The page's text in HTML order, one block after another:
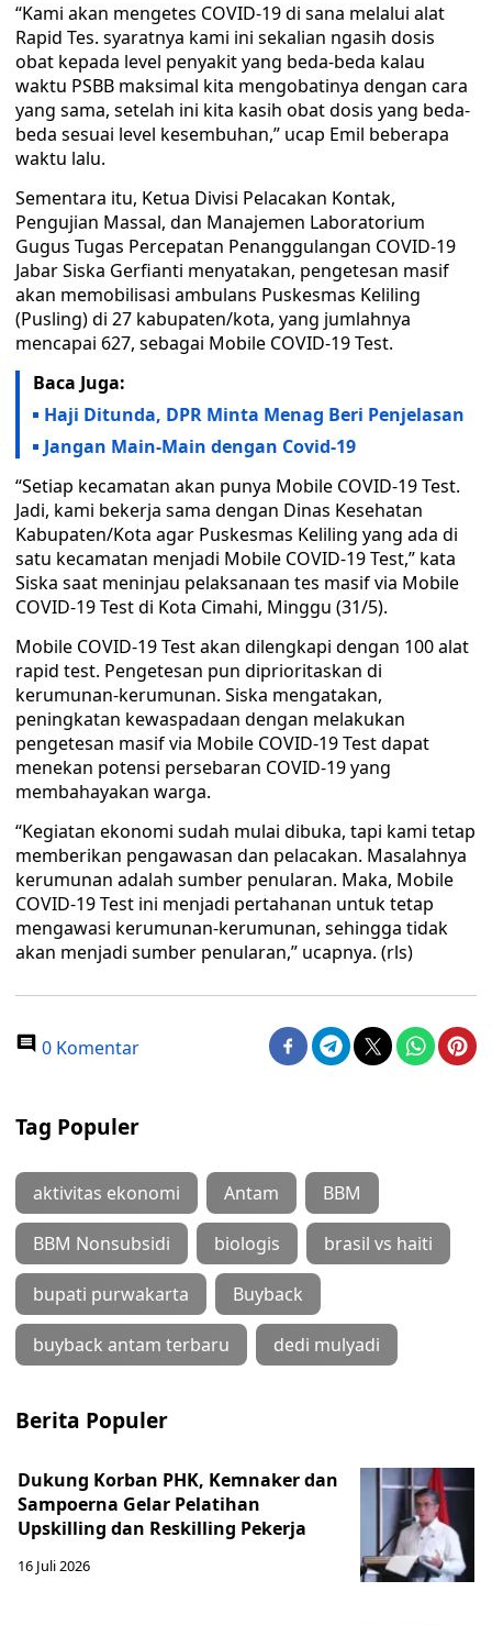
“Kami akan mengetes COVID-19 di sana melalui alat
Rapid Tes. syaratnya kami ini sekalian ngasih dosis
obat kepada level penyakit yang beda-beda kalau
waktu PSBB maksimal kita mengobatinya dengan cara
yang sama, setelah ini kita kasih obat dosis yang beda-
beda sesuai level kesembuhan,” ucap Emil beberapa
waktu lalu.
Sementara itu, Ketua Divisi Pelacakan Kontak,
Pengujian Massal, dan Manajemen Laboratorium
Gugus Tugas Percepatan Penanggulangan COVID-19
Jabar Siska Gerfianti menyatakan, pengetesan masif
akan memobilisasi ambulans Puskesmas Keliling
(Pusling) di 27 kabupaten/kota, yang jumlahnya
mencapai 627, sebagai Mobile COVID-19 Test.
Baca Juga:
Haji Ditunda, DPR Minta Menag Beri Penjelasan
Jangan Main-Main dengan Covid-19
“Setiap kecamatan akan punya Mobile COVID-19 Test.
Jadi, kami bekerja sama dengan Dinas Kesehatan
Kabupaten/Kota agar Puskesmas Keliling yang ada di
satu kecamatan menjadi Mobile COVID-19 Test,” kata
Siska saat meninjau pelaksanaan tes masif via Mobile
COVID-19 Test di Kota Cimahi, Minggu (31/5).
Mobile COVID-19 Test akan dilengkapi dengan 100 alat
rapid test. Pengetesan pun diprioritaskan di
kerumunan-kerumunan. Siska mengatakan,
peningkatan kewaspadaan dengan melakukan
pengetesan masif via Mobile COVID-19 Test dapat
menekan potensi persebaran COVID-19 yang
membahayakan warga.
“Kegiatan ekonomi sudah mulai dibuka, tapi kami tetap
memberikan pengawasan dan pelacakan. Masalahnya
kerumunan adalah sumber penularan. Maka, Mobile
COVID-19 Test ini menjadi pertahanan untuk tetap
mengawasi kerumunan-kerumunan, sehingga tidak
akan menjadi sumber penularan,” ucapnya. (rls)
0 Komentar
Tag Populer
aktivitas ekonomi Antam BBM
BBM Nonsubsidi biologis brasil vs haiti
bupati purwakarta Buyback
buyback antam terbaru dedi mulyadi
Berita Populer
Dukung Korban PHK, Kemnaker dan
Sampoerna Gelar Pelatihan
Upskilling dan Reskilling Pekerja
16 Juli 2026